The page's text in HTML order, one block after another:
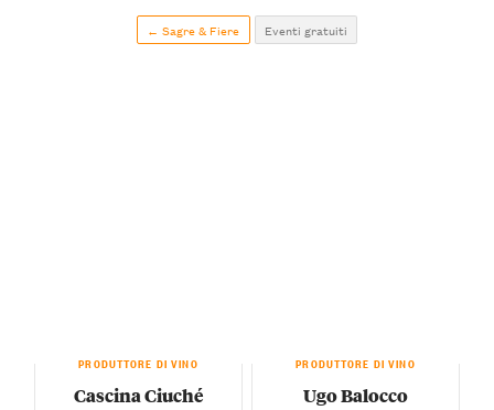
← Sagre & Fiere Eventi gratuiti
PRODUTTORE DI VINO
Cascina Ciuché
PRODUTTORE DI VINO
Ugo Balocco